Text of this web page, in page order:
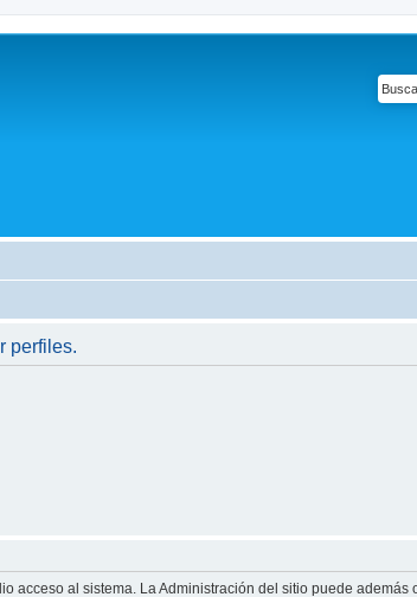
perfiles.
acceso al sistema. La Administración del sitio puede además